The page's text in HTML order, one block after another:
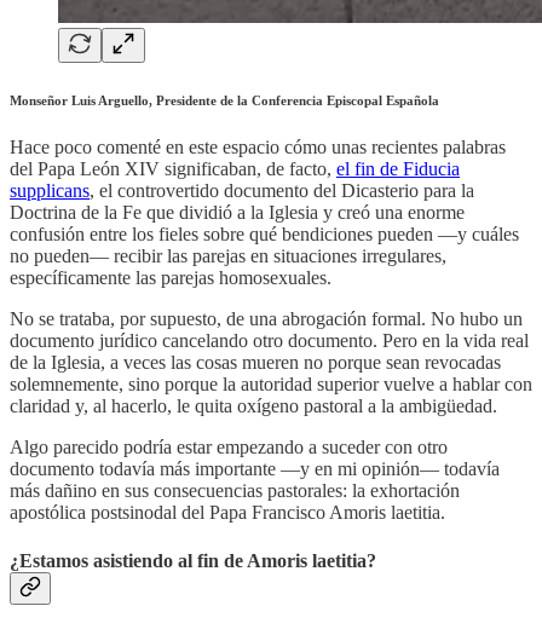
Monseñor Luis Arguello, Presidente de la Conferencia Episcopal Española
Hace poco comenté en este espacio cómo unas recientes palabras
del Papa León XIV significaban, de facto, el fin de Fiducia
supplicans, el controvertido documento del Dicasterio para la
Doctrina de la Fe que dividió a la Iglesia y creó una enorme
confusión entre los fieles sobre qué bendiciones pueden —y cuáles
no pueden— recibir las parejas en situaciones irregulares,
específicamente las parejas homosexuales.
No se trataba, por supuesto, de una abrogación formal. No hubo un
documento jurídico cancelando otro documento. Pero en la vida real
de la Iglesia, a veces las cosas mueren no porque sean revocadas
solemnemente, sino porque la autoridad superior vuelve a hablar con
claridad y, al hacerlo, le quita oxígeno pastoral a la ambigüedad.
Algo parecido podría estar empezando a suceder con otro
documento todavía más importante —y en mi opinión— todavía
más dañino en sus consecuencias pastorales: la exhortación
apostólica postsinodal del Papa Francisco Amoris laetitia.
¿Estamos asistiendo al fin de Amoris laetitia?